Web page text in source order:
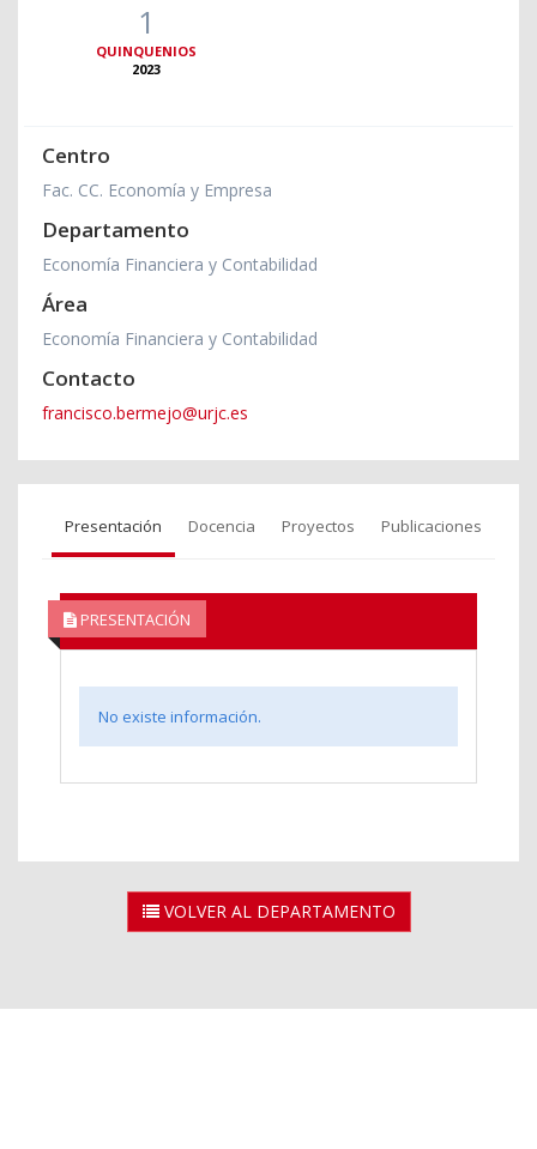
1
QUINQUENIOS
2023
Centro
Fac. CC. Economía y Empresa
Departamento
Economía Financiera y Contabilidad
Área
Economía Financiera y Contabilidad
Contacto
francisco.bermejo@urjc.es
Presentación Docencia Proyectos Publicaciones
PRESENTACIÓN
No existe información.
VOLVER AL DEPARTAMENTO